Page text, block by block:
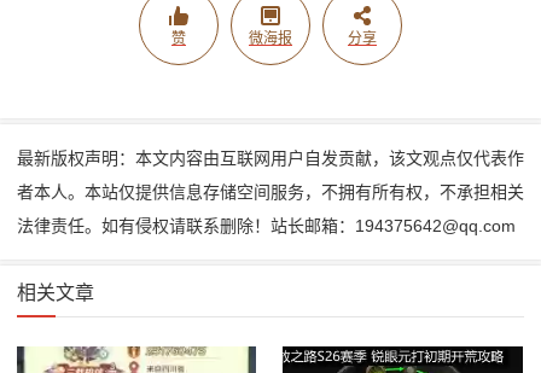
赞 微海报 分享
最新版权声明：本文内容由互联网用户自发贡献，该文观点仅代表作
者本人。本站仅提供信息存储空间服务，不拥有所有权，不承担相关
法律责任。如有侵权请联系删除！站长邮箱：194375642@qq.com
相关文章